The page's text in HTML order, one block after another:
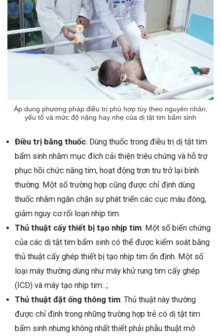
Áp dụng phương pháp điều trị phù hợp tùy theo nguyên nhân,
yếu tố và mức độ nặng hay nhẹ của dị tật tim bẩm sinh
Điều trị bằng thuốc: Dùng thuốc trong điều trị dị tật tim
bẩm sinh nhằm mục đích cải thiện triệu chứng và hỗ trợ
phục hồi chức năng tim, hoạt động trơn tru trở lại bình
thường. Một số trường hợp cũng được chỉ định dùng
thuốc nhằm ngăn chặn sự phát triển các cục máu đông,
giảm nguy cơ rối loạn nhịp tim.
Thủ thuật cấy thiết bị tạo nhịp tim: Một số biến chứng
của các dị tật tim bẩm sinh có thể được kiểm soát bằng
thủ thuật cấy ghép thiết bị tạo nhịp tim ổn định. Một số
loại máy thường dùng như máy khử rung tim cấy ghép
(ICD) và máy tạo nhịp tim...;
Thủ thuật đặt ống thông tim: Thủ thuật này thường
được chỉ định trong những trường hợp trẻ có dị tật tim
bẩm sinh nhưng không nhất thiết phải phẫu thuật mở